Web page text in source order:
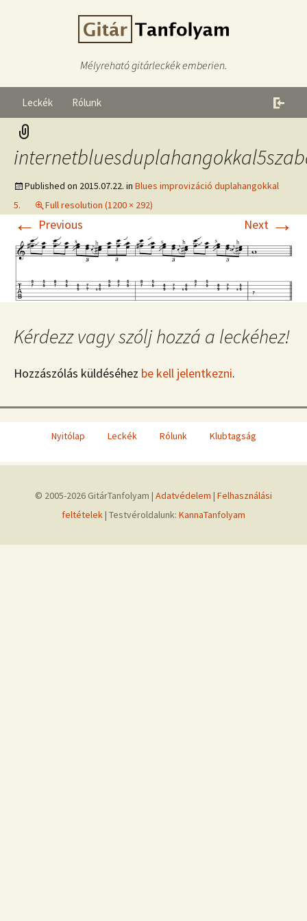
Mélyreható gitárleckék emberien.
Leckék Rólunk
Published on 2015.07.22. in Blues improvizáció duplahangokkal
5.
Full resolution (1200 × 292)
← Previous Next →
Kérdezz vagy szólj hozzá a leckéhez!
Hozzászólás küldéséhez be kell jelentkezni.
Nyitólap Leckék Rólunk Klubtagság
© 2005-2026 GitárTanfolyam | Adatvédelem | Felhasználási
feltételek| Testvéroldalunk: KannaTanfolyam